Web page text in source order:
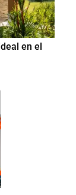
en el